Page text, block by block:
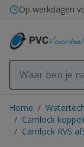
Ga naar de inhoud
Op werkdagen
Home /
/ Camlock
/ Camlock RVS